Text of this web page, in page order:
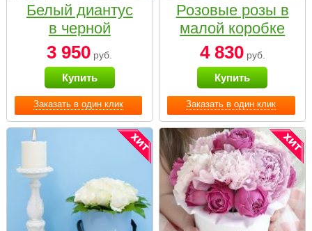
Заказать в один клик
Белый диантус
в черной
коробке Small
3 950 руб.
Купить
Заказать в один клик
Розовые розы в
малой коробке
4 830руб.
Купить